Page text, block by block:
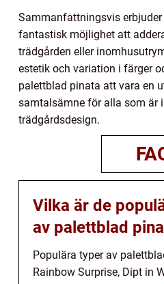
Sammanfattningsvis
fantastisk möjlighet att
trädgården eller
estetik och variation i färger
palettblad pinata att vara en
samtalsämne för alla som är
trädgårdsdesign.
Vilka är de
av palettblad
Populära typer av
Rainbow Surprise, Dipt in